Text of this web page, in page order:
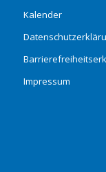
Kalender
Impressum